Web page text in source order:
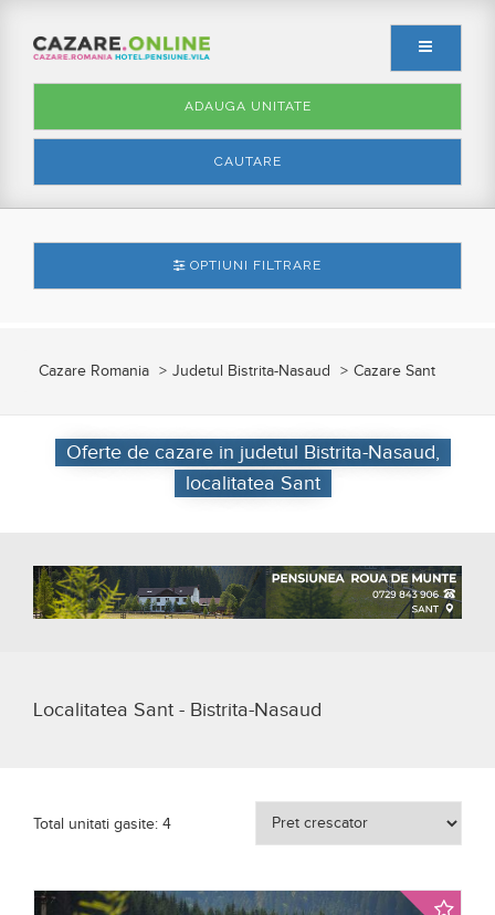
CAUTARE
ADAUGA UNITATE
OPTIUNI FILTRARE
Cazare Romania Judetul Bistrita-Nasaud Cazare Sant
Oferte de cazare in judetul Bistrita-Nasaud,
localitatea Sant
Localitatea Sant - Bistrita-Nasaud
Total unitati gasite: 4